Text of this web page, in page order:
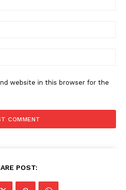
website in this browser for the
POST: